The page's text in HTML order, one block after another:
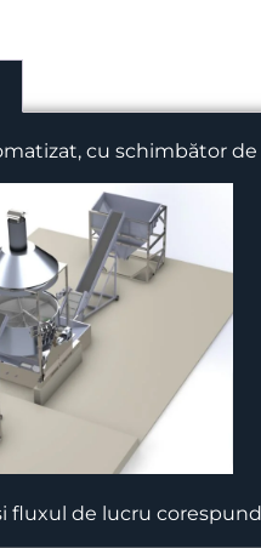
, cu schimbător de
fluxul de lucru corespund